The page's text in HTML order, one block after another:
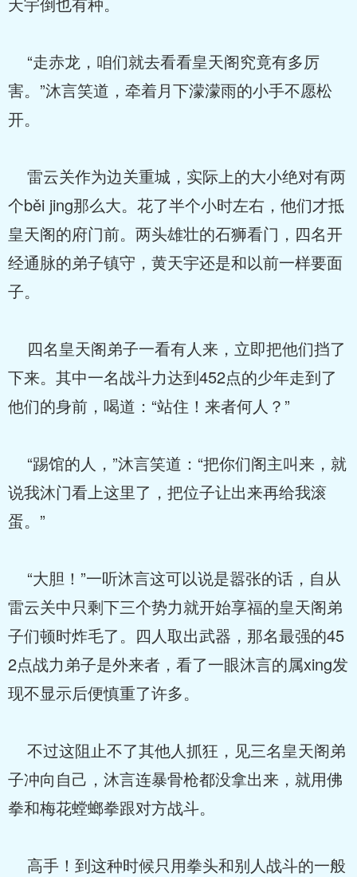
“走赤龙，咱们就去看看皇天阁究竟有多厉
害。”沐言笑道，牵着月下濛濛雨的小手不愿松
开。
雷云关作为边关重城，实际上的大小绝对有两
个běi jing那么大。花了半个小时左右，他们才抵
皇天阁的府门前。两头雄壮的石狮看门，四名开
经通脉的弟子镇守，黄天宇还是和以前一样要面
子。
四名皇天阁弟子一看有人来，立即把他们挡了
下来。其中一名战斗力达到452点的少年走到了
他们的身前，喝道：“站住！来者何人？”
“踢馆的人，”沐言笑道：“把你们阁主叫来，就
说我沐门看上这里了，把位子让出来再给我滚
蛋。”
“大胆！”一听沐言这可以说是嚣张的话，自从
雷云关中只剩下三个势力就开始享福的皇天阁弟
子们顿时炸毛了。四人取出武器，那名最强的45
2点战力弟子是外来者，看了一眼沐言的属xing发
现不显示后便慎重了许多。
不过这阻止不了其他人抓狂，见三名皇天阁弟
子冲向自己，沐言连暴骨枪都没拿出来，就用佛
拳和梅花螳螂拳跟对方战斗。
高手！到这种时候只用拳头和别人战斗的一般